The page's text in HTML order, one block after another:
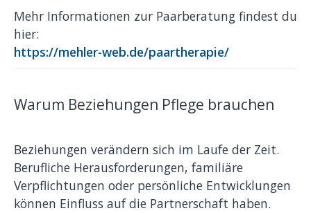
Mehr Informationen zur Paarberatung findest du
hier:
https://mehler-web.de/paartherapie/
Warum Beziehungen Pflege brauchen
Beziehungen verändern sich im Laufe der Zeit.
Berufliche Herausforderungen, familiäre
Verpflichtungen oder persönliche Entwicklungen
können Einfluss auf die Partnerschaft haben.